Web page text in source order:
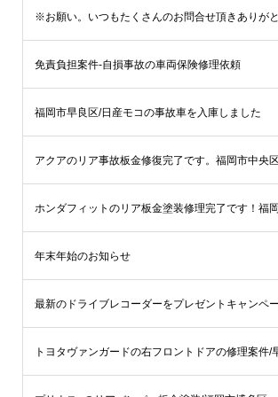
免責負担案件-自損事故の車両保険修理依頼
福岡市早良区/日産モコの事故車を入庫しました
アクアのリア事故板金修復完了です。福岡市中央
ホンダフィットのリア板金塗装修理完了です！福
年末年始のお知らせ
トヨタヴァンガードの右フロントドアの修理案件/